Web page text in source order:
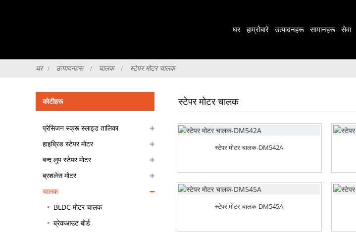
घर हाम्रोबारे उत्पादनहरू सामानहरू सेवा
घर उत्पादनहरू चालक स्टेपर मोटर चालक
कोटीहरू
प्रेसिजन स्क्रू स्लाइड तालिका
हाइब्रिड स्टेपर मोटर
बन्द लुप स्टेपर मोटर
ब्रशलेस मोटर
चालक
BLDC मोटर चालक
ब्रेकआउट बोर्ड
स्टेपर मोटर चालक
स्टेपर मोटर चालक-DM542A
स्टेपर मोटर चालक-DM545A